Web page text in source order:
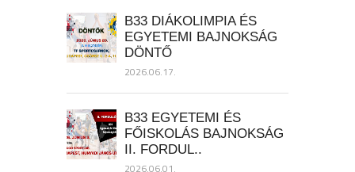
B33 DIÁKOLIMPIA ÉS
EGYETEMI BAJNOKSÁG
DÖNTŐ
2026.06.17.
B33 EGYETEMI ÉS
FŐISKOLÁS BAJNOKSÁG
II. FORDUL..
2026.06.01.